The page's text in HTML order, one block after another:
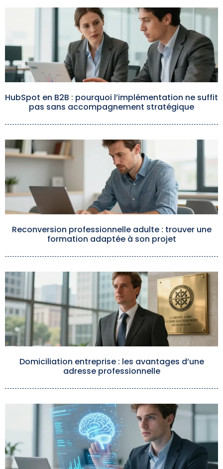
HubSpot en B2B : pourquoi l’implémentation ne suffit
pas sans accompagnement stratégique
Reconversion professionnelle adulte : trouver une
formation adaptée à son projet
Domiciliation entreprise : les avantages d’une
adresse professionnelle